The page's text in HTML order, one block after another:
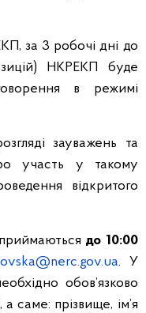
за 3 робочі дні до
НКРЕКП буде
в режимі
зауважень та
участь у такому
відкритого
до 10:00
. У
обов’язково
а саме: прізвище, ім’я